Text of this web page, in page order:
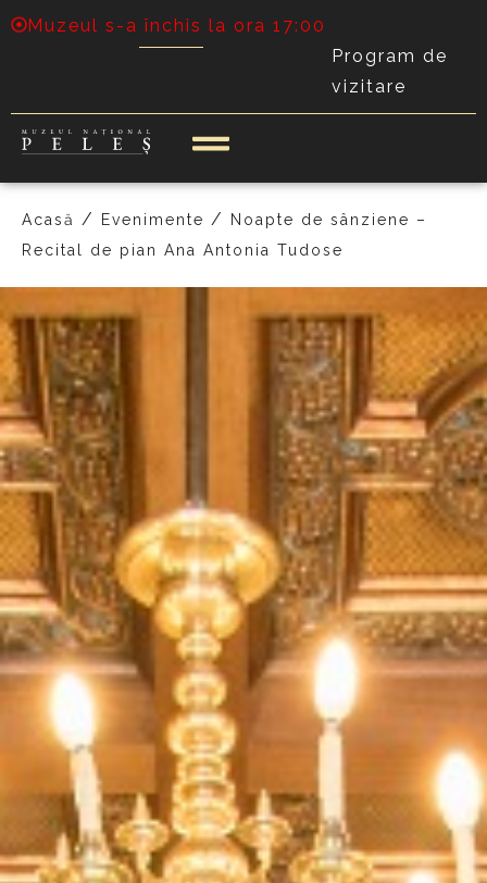
Muzeul s-a închis la ora 17:00
Program de
vizitare
Acasă / Evenimente /
Noapte de sânziene –
Recital de pian Ana Antonia Tudose